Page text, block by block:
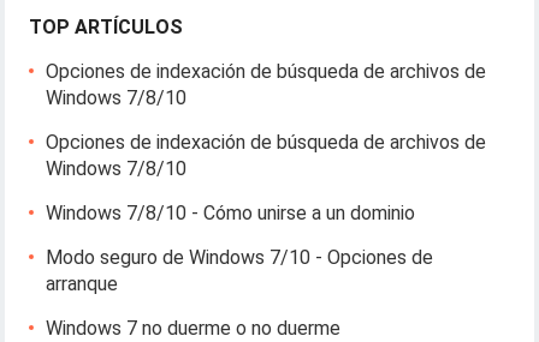
TOP ARTÍCULOS
Opciones de indexación de búsqueda de archivos de
Windows 7/8/10
Opciones de indexación de búsqueda de archivos de
Windows 7/8/10
Windows 7/8/10 - Cómo unirse a un dominio
Modo seguro de Windows 7/10 - Opciones de
arranque
Windows 7 no duerme o no duerme